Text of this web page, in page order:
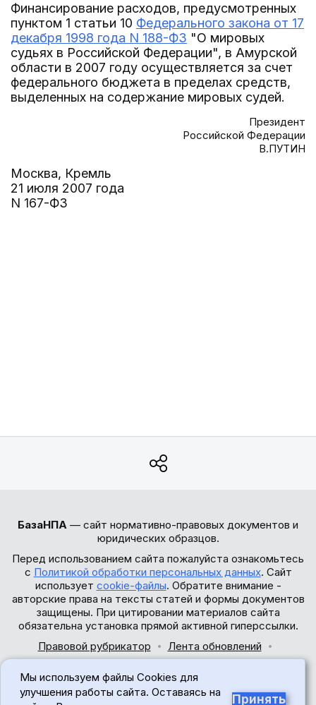
Финансирование расходов, предусмотренных
пунктом 1 статьи 10 Федерального закона от 17
декабря 1998 года N 188-ФЗ "О мировых
судьях в Российской Федерации", в Амурской
области в 2007 году осуществляется за счет
федерального бюджета в пределах средств,
выделенных на содержание мировых судей.
Президент
Российской Федерации
В.ПУТИН
Москва, Кремль
21 июля 2007 года
N 167-ФЗ
БазаНПА — сайт нормативно-правовых документов и
юридических образцов.
Перед использованием сайта пожалуйста ознакомьтесь
с Политикой обработки персональных данных. Сайт
использует cookie-файлы. Обратите внимание -
авторские права на тексты статей и формы документов
защищены. При цитировании материалов сайта
обязательна установка прямой активной гиперссылки.
Правовой рубрикатор
Лента обновлений
© 2017-2026
Мы используем файлы Cookies для
улучшения работы сайта. Оставаясь на
Принять